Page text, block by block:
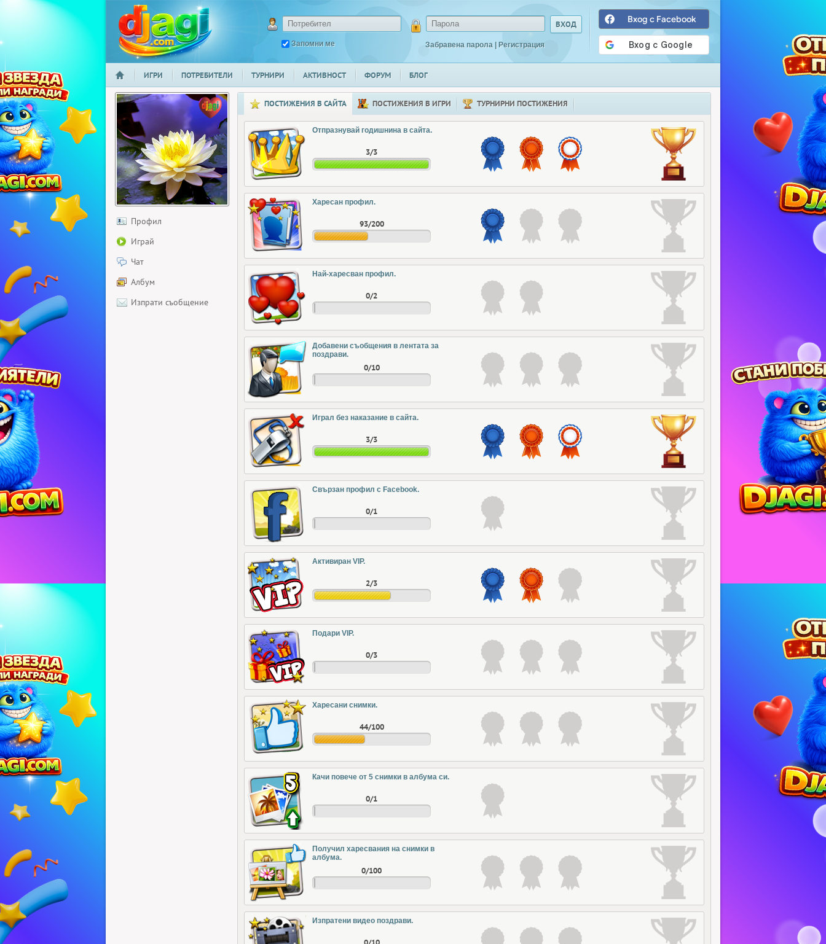
djagi.com
Запомни ме Забравена парола | Регистрация
Вход с Facebook
НАЧАЛО
ИГРИ ПОТРЕБИТЕЛИ ТУРНИРИ АКТИВНОСТ ФОРУМ БЛОГ
Профил
Играй
Чат
Албум
Изпрати съобщение
ПОСТИЖЕНИЯ В САЙТА ПОСТИЖЕНИЯ В ИГРИ ТУРНИРНИ ПОСТИЖЕНИЯ
Отпразнувай годишнина в сайта.
3/3
Харесан профил.
93/200
Най-харесван профил.
0/2
Добавени съобщения в лентата за
поздрави.
0/10
Играл без наказание в сайта.
3/3
Свързан профил с Facebook.
0/1
Активиран VIP.
2/3
Подари VIP.
0/3
Харесани снимки.
44/100
Качи повече от 5 снимки в албума си.
0/1
Получил харесвания на снимки в
албума.
0/100
Изпратени видео поздрави.